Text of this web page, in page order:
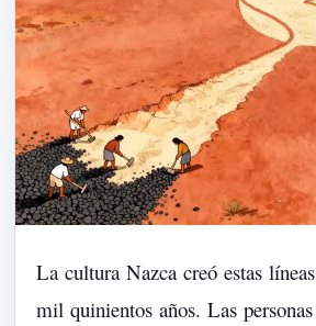
La cultura Nazca creó estas líneas
mil quinientos años. Las personas